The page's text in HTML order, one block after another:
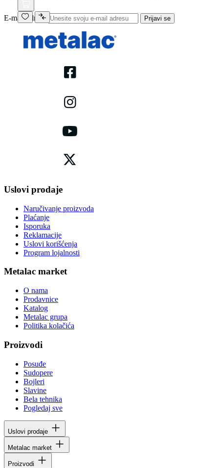
E-mail adresa Prijavi se
Uslovi prodaje
Naručivanje proizvoda
Plaćanje
Isporuka
Reklamacije
Uslovi korišćenja
Program lojalnosti
Metalac market
O nama
Prodavnice
Katalog
Metalac grupa
Politika kolačića
Proizvodi
Posuđe
Sudopere
Bojleri
Slavine
Bela tehnika
Pogledaj sve
Uslovi prodaje
Metalac market
Proizvodi